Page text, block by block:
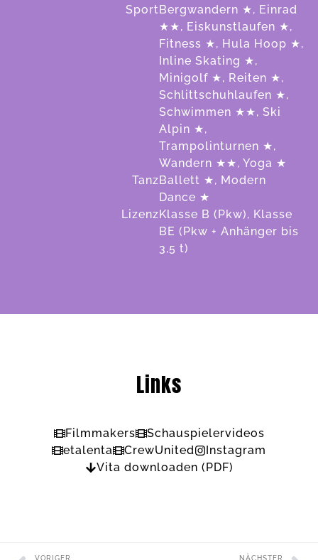
SportBergwandern ★, Einrad
★★, Eiskunstlaufen ★,
Fitness ★, Hula Hoop ★,
Inline Skating ★,
Minigolf ★, Reiten ★,
Schlittschuhlaufen ★,
Schwimmen ★★, Ski
Alpin ★,
Trampolinturnen ★,
Wandern ★★, Yoga ★
TanzBallett ★, Modern
Dance ★
LizenzKlasse B (Pkw), Klasse
BE (Pkw + Anhänger bis
3,5 t)
Links
Filmmakers
Schauspielervideos
etalenta
CrewUnited
Instagram
Vita downloaden (PDF)
VORIGER NÄCHSTER